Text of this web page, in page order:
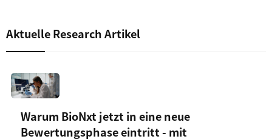
Aktuelle Research Artikel
Warum BioNxt jetzt in eine neue
Bewertungsphase eintritt - mit